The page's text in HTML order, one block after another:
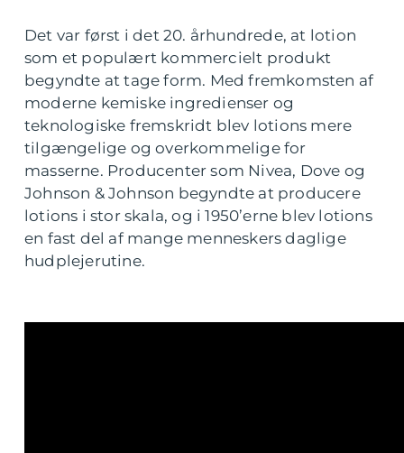
Det var først i det 20. århundrede, at lotion
som et populært kommercielt produkt
begyndte at tage form. Med fremkomsten af
moderne kemiske ingredienser og
teknologiske fremskridt blev lotions mere
tilgængelige og overkommelige for
masserne. Producenter som Nivea, Dove og
Johnson & Johnson begyndte at producere
lotions i stor skala, og i 1950’erne blev lotions
en fast del af mange menneskers daglige
hudplejerutine.